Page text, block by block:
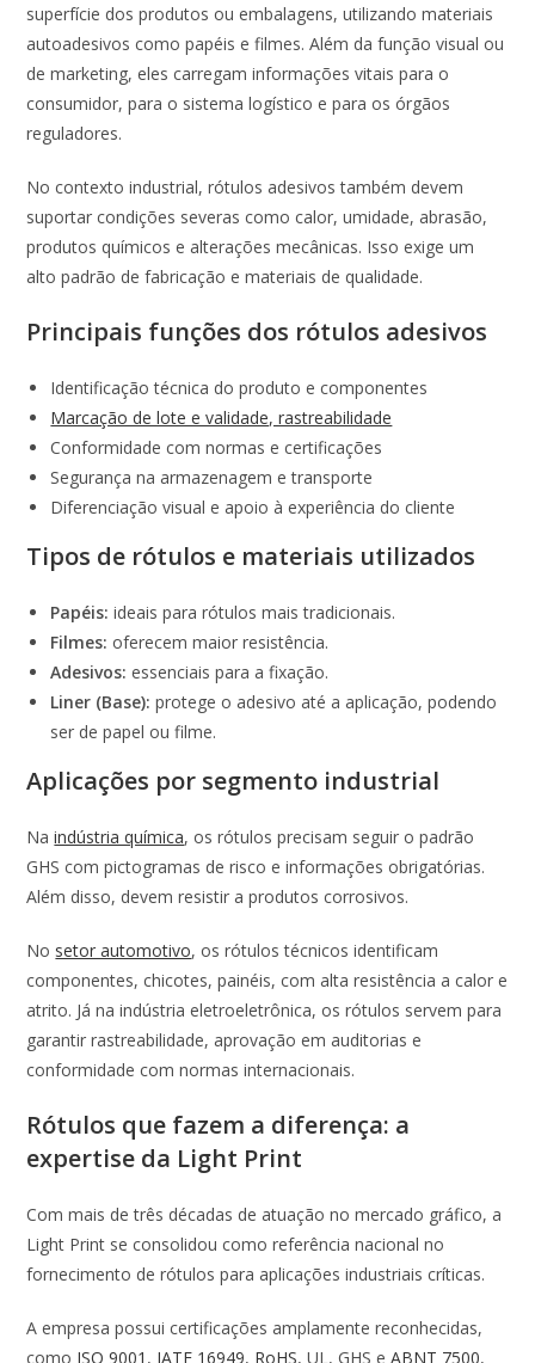
superfície dos produtos ou embalagens, utilizando materiais
autoadesivos como papéis e filmes. Além da função visual ou
de marketing, eles carregam informações vitais para o
consumidor, para o sistema logístico e para os órgãos
reguladores.
No contexto industrial, rótulos adesivos também devem
suportar condições severas como calor, umidade, abrasão,
produtos químicos e alterações mecânicas. Isso exige um
alto padrão de fabricação e materiais de qualidade.
Principais funções dos rótulos adesivos
Identificação técnica do produto e componentes
Marcação de lote e validade, rastreabilidade
Conformidade com normas e certificações
Segurança na armazenagem e transporte
Diferenciação visual e apoio à experiência do cliente
Tipos de rótulos e materiais utilizados
Papéis: ideais para rótulos mais tradicionais.
Filmes: oferecem maior resistência.
Adesivos: essenciais para a fixação.
Liner (Base): protege o adesivo até a aplicação, podendo
ser de papel ou filme.
Aplicações por segmento industrial
Naindústria química, os rótulos precisam seguir o padrão
GHS com pictogramas de risco e informações obrigatórias.
Além disso, devem resistir a produtos corrosivos.
No setor automotivo, os rótulos técnicos identificam
componentes, chicotes, painéis, com alta resistência a calor e
atrito. Já na indústria eletroeletrônica, os rótulos servem para
garantir rastreabilidade, aprovação em auditorias e
conformidade com normas internacionais.
Rótulos que fazem a diferença: a
expertise da Light Print
Com mais de três décadas de atuação no mercado gráfico, a
Light Print se consolidou como referência nacional no
fornecimento de rótulos para aplicações industriais críticas.
A empresa possui certificações amplamente reconhecidas,
como ISO 9001 , IATF 16949, RoHS, UL, GHS eABNT 7500,